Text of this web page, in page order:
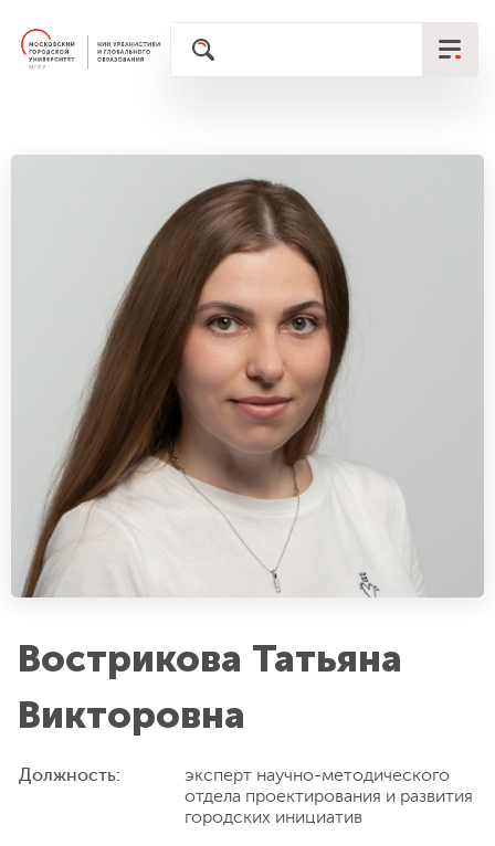
Вострикова Татьяна
Викторовна
Должность:
эксперт научно-методического
отдела проектирования и развития
городских инициатив